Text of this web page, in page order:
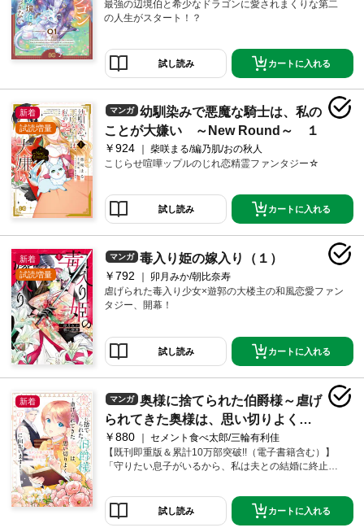
最強の辺境伯と希少なドラゴンに愛されまくりな第二
の人生がスタート！？
試し読み カートに入れる
新着
試読増量
マンガ
幼馴染みで悪魔な騎士は、私の
ことが大嫌い ～New Round～ １
￥924
柴咲まる/編乃肌/おの秋人
こじらせ喧嘩ップルのじれ恋精霊ファンタジー☆
試し読み カートに入れる
新着
試読増量
マンガ 毒入り姫の嫁入り（１）
￥792
卯月みか/朝比奈寿
虐げられた毒入り少女×遊郭の大楼主の和風恋愛ファン
タジー、開幕！
試し読み カートに入れる
新着 マンガ
奥様に捨てられた伯爵様～虐げ
られてきた奥様は、思い切りよく第
二の人生に向かいます！～: 2【電子
限定描き下ろし付き】
￥880
セメント食べ太郎/三輪有利佳
【既刊即重版＆累計10万部突破!!（電子書籍含む）】
「守りたい息子がいるから、私は夫との結婚に終止符
く事の重大さに気づき焦り始める夫・ジークフリード
や使用人たちは、学院や街の店を回って聞き込みを行
試し読み カートに入れる